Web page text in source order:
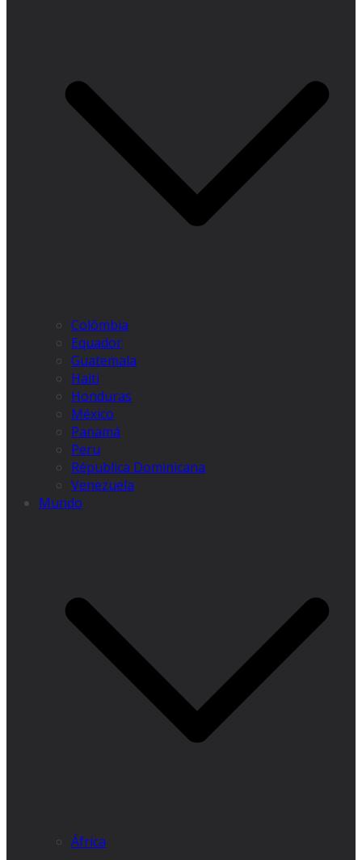
Colômbia
Equador
Guatemala
Haiti
Honduras
México
Panamá
Peru
Républica Dominicana
Venezuela
Mundo
África